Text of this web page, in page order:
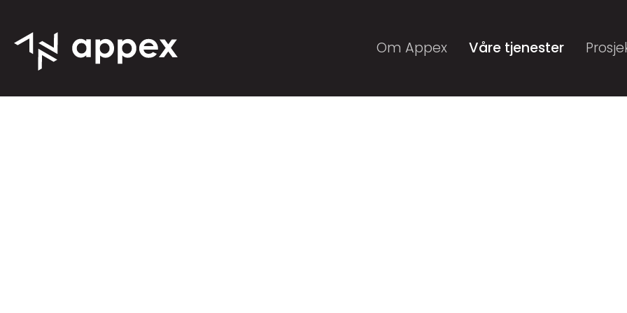
Appex Om Appex Våre tjenester